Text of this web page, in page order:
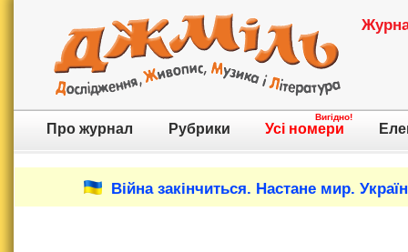
Про журнал Рубрики Усі номери
Вигідно!
Війна закінчиться. Настане мир.